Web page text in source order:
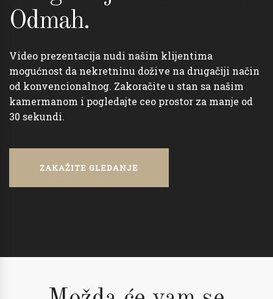
Odmah.
Video prezentacija nudi našim klijentima
mogućnost da nekretninu dožive na drugačiji način
od konvencionalnog. Zakoračite u stan sa našim
kamermanom i pogledajte ceo prostor za manje od
30 sekundi.
ZAKAŽITE GLEDANJE